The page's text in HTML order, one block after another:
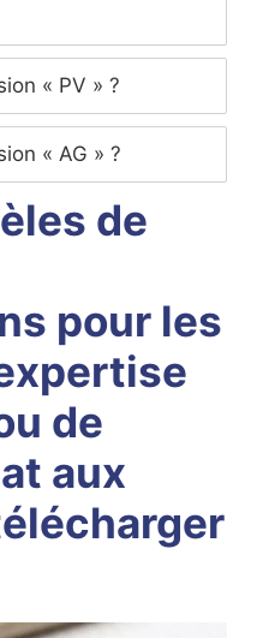
« PV » ?
« AG » ?
de
pour les
de
aux